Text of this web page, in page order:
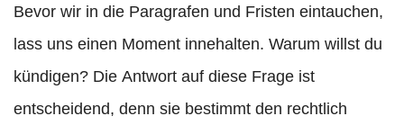
Bevor wir in die Paragrafen und Fristen eintauchen,
lass uns einen Moment innehalten. Warum willst du
kündigen? Die Antwort auf diese Frage ist
entscheidend, denn sie bestimmt den rechtlich